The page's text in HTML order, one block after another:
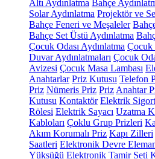
Altı Aydınlatma Bahçe
Solar Aydınlatma Projektör ve
Bahçe Feneri ve Meşaleler
Bahçe Set Üstü Aydınlatma
Çocuk Odası Aydınlatma Çocuk
Duvar Aydınlatmaları Çocuk
Avizesi Çocuk Masa Lambası
Anahtarlar Priz Kutusu Telefon
Priz Nümeris Priz Priz Anahtar
Kutusu Kontaktör Elektrik
Rölesi Elektrik Sayacı Uzatma
Kabloları Çoklu Grup Prizleri
Akım Korumalı Priz Kapı Zilleri
Saatleri Elektronik Devre
Yüksüğü Elektronik Tamir Seti